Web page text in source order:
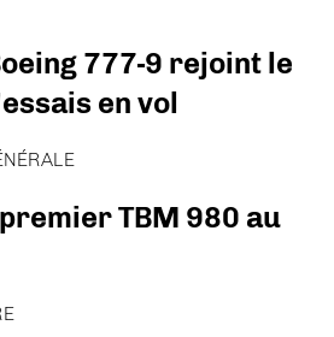
777-9 rejoint le
en vol
TBM 980 au